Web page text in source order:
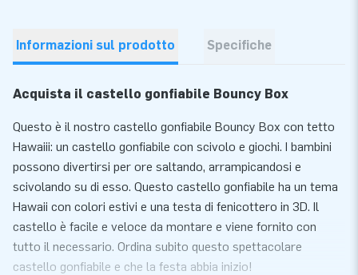
Informazioni sul prodotto Specifiche
Acquista il castello gonfiabile Bouncy Box
Questo è il nostro castello gonfiabile Bouncy Box con tetto
Hawaiii: un castello gonfiabile con scivolo e giochi. I bambini
possono divertirsi per ore saltando, arrampicandosi e
scivolando su di esso. Questo castello gonfiabile ha un tema
Hawaii con colori estivi e una testa di fenicottero in 3D. Il
castello è facile e veloce da montare e viene fornito con
tutto il necessario. Ordina subito questo spettacolare
castello gonfiabile e che la festa abbia inizio!